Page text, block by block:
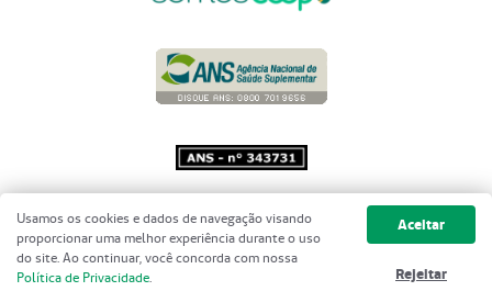
Copyright 2001 - 2026 Unimed do
Brasil - Todos os direitos reservados
Usamos os cookies e dados de navegação visando
proporcionar uma melhor experiência durante o uso
do site. Ao continuar, você concorda com nossa
Política de Privacidade.
Aceitar
Rejeitar